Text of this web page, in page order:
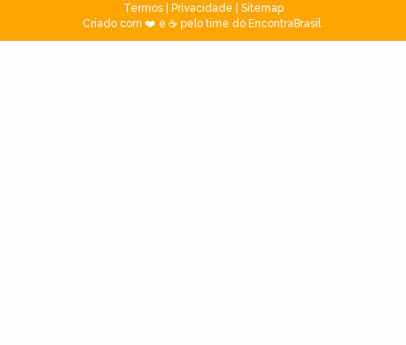
Termos| Privacidade
Sitemap
Criado com ❤️ e ☕ pelo time do EncontraBrasil